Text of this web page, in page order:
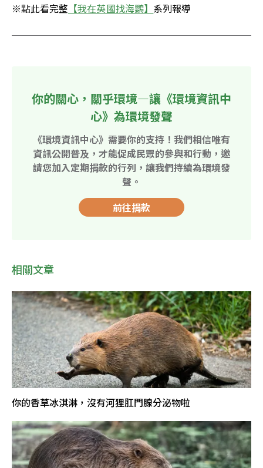
※點此看完整 【我在英國找海鸚】 系列報導
你的關心，關乎環境—讓《環境資訊中
心》為環境發聲
《環境資訊中心》需要你的支持！我們相信唯有
資訊公開普及，才能促成民眾的參與和行動，邀
請您加入定期捐款的行列，讓我們持續為環境發
聲。
前往捐款
相關文章
你的香草冰淇淋，沒有河狸肛門腺分泌物啦